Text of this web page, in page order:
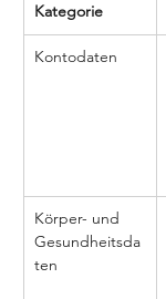
Kategorie
Kontodaten
Körper- und
Gesundheitsda
ten